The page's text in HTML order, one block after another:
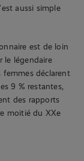
aussi simple
est de loin
le légendaire
femmes déclarent
9 % restantes,
des rapports
moitié du XXe